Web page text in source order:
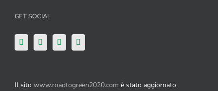
GET SOCIAL
Il sito www.roadtogreen2020.com è stato aggiornato